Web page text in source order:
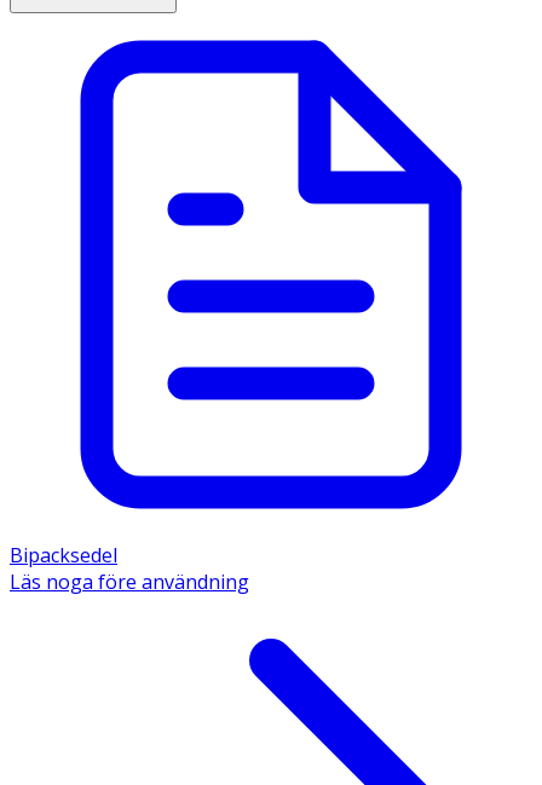
Bipacksedel
Läs noga före användning